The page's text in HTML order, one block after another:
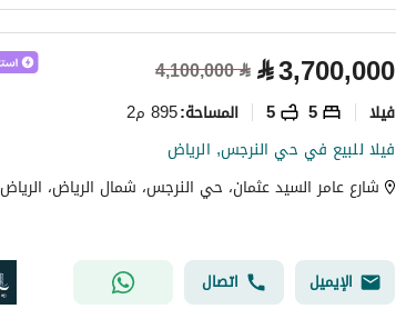
⃁3,700,000
⃁
4,100,000
فیلا 5
5 المساحة:895 م2
فيلا للبيع في حي النرجس, الرياض
شارع عامر السيد عثمان، حي النرجس، شمال الرياض، الرياض
الإيميل اتصال